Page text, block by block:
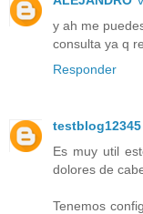
y ah me
consulta ya q
Responder
testblog12345
Es muy util
dolores de
Tenemos